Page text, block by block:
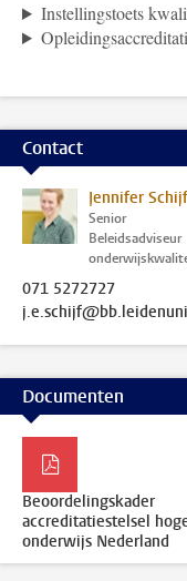
Instellingstoets
Contact
Jennifer Schijf
Senior
Beleidsadviseur
071 5272727
Documenten
Beoordelingskader
accreditatiestelsel
onderwijs Nederland